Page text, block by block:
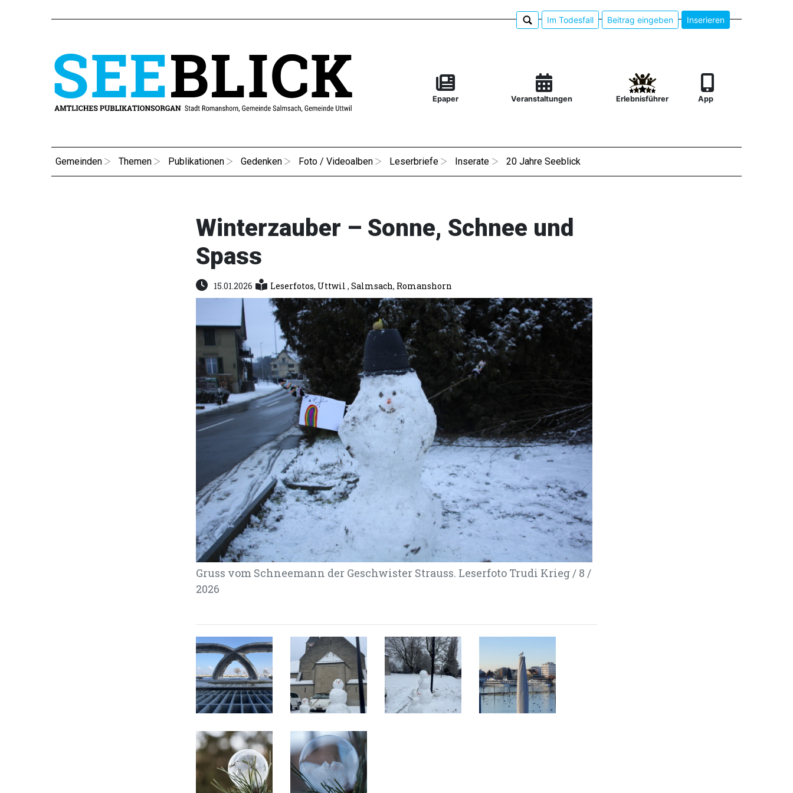
Im Todesfall Beitrag eingeben Inserieren
Epaper Veranstaltungen Erlebnisführer App
Gemeinden Themen Publikationen Gedenken Foto / Videoalben Leserbriefe Inserate 20 Jahre Seeblick
Winterzauber – Sonne, Schnee und
Spass
15.01.2026 Leserfotos, Uttwil , Salmsach, Romanshorn
Gruss vom Schneemann der Geschwister Strauss. Leserfoto Trudi Krieg / 8 /
2026